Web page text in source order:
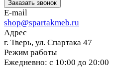
Заказать звонок
E-mail
shop@spartakmeb.ru
Адрес
г. Тверь, ул. Спартака 47
Режим работы
Ежедневно: с 10:00 до 20:00